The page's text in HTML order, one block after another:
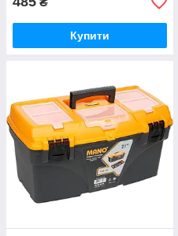
Купити